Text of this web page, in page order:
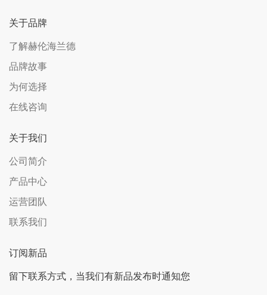
关于品牌
了解赫伦海兰德
品牌故事
为何选择
在线咨询
关于我们
公司简介
产品中心
运营团队
联系我们
订阅新品
留下联系方式，当我们有新品发布时通知您